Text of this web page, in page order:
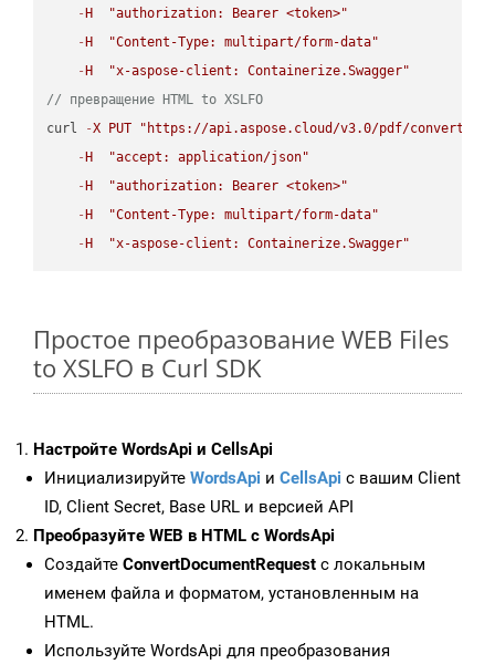
- H
"authorization: Bearer <token>"
- H
"Content-Type: multipart/form-data"
- H
"x-aspose-client: Containerize.Swagger"
// превращение HTML to XSLFO
curl
-X PUT
"https://api.aspose.cloud/v3.0/pdf/convert/
- H
"accept: application/json"
- H
"authorization: Bearer <token>"
- H
"Content-Type: multipart/form-data"
- H "x-aspose-client: Containerize.Swagger"
Простое преобразование WEB Files
to XSLFO в Curl SDK
Настройте WordsApi и CellsApi
Инициализируйте WordsApi и CellsApi с вашим Client
ID, Client Secret, Base URL и версией API
Преобразуйте WEB в HTML с WordsApi
Создайте ConvertDocumentRequest с локальным
именем файла и форматом, установленным на
HTML.
Используйте WordsApi для преобразования